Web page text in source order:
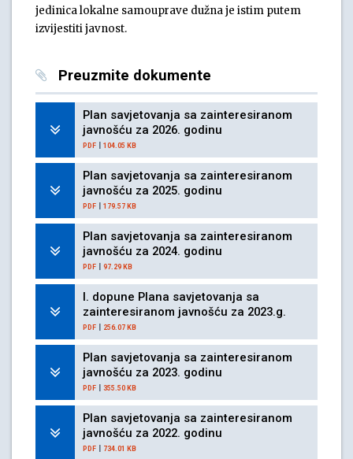
jedinica lokalne samouprave dužna je istim putem
izvijestiti javnost.
Preuzmite dokumente
Plan savjetovanja sa zainteresiranom
javnošću za 2026. godinu
PDF | 104.05 KB
Plan savjetovanja sa zainteresiranom
javnošću za 2025. godinu
PDF | 179.57 KB
Plan savjetovanja sa zainteresiranom
javnošću za 2024. godinu
PDF | 97.29 KB
I. dopune Plana savjetovanja sa
zainteresiranom javnošću za 2023.g.
PDF | 256.07 KB
Plan savjetovanja sa zainteresiranom
javnošću za 2023. godinu
PDF | 355.50 KB
Plan savjetovanja sa zainteresiranom
javnošću za 2022. godinu
PDF | 734.01 KB